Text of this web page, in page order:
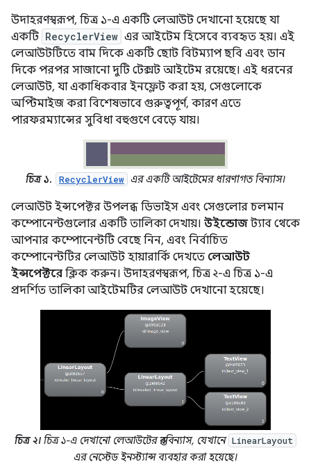
উদাহরণস্বরূপ, চিত্র ১-এ একটি লেআউট দেখানো হয়েছে যা
একটি RecyclerView এর আইটেম হিসেবে ব্যবহৃত হয়। এই
লেআউটটিতে বাম দিকে একটি ছোট বিটম্যাপ ছবি এবং ডান
দিকে পরপর সাজানো দুটি টেক্সট আইটেম রয়েছে। এই ধরনের
লেআউট, যা একাধিকবার ইনফ্লেট করা হয়, সেগুলোকে
অপ্টিমাইজ করা বিশেষভাবে গুরুত্বপূর্ণ, কারণ এতে
পারফরম্যান্সের সুবিধা বহুগুণে বেড়ে যায়।
চিত্র ১. RecyclerView এর একটি আইটেমের ধারণাগত বিন্যাস।
লেআউট ইন্সপেক্টর উপলব্ধ ডিভাইস এবং সেগুলোর চলমান
কম্পোনেন্টগুলোর একটি তালিকা দেখায়। উইন্ডোজ ট্যাব থেকে
আপনার কম্পোনেন্টটি বেছে নিন, এবং নির্বাচিত
কম্পোনেন্টটির লেআউট হায়ারার্কি দেখতে লেআউট
ইন্সপেক্টরে ক্লিক করুন। উদাহরণস্বরূপ, চিত্র ২-এ চিত্র ১-এ
প্রদর্শিত তালিকা আইটেমটির লেআউট দেখানো হয়েছে।
চিত্র ২। চিত্র ১-এ দেখানো লেআউটের স্তরবিন্যাস, যেখানে LinearLayout
এর নেস্টেড ইনস্ট্যান্স ব্যবহার করা হয়েছে।